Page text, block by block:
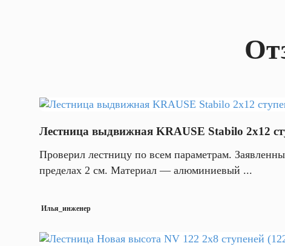
Лестница выдвижная KRAUSE Stabilo 2х12
Проверил лестницу по всем параметрам.
пределах 2 см. Материал — алюминиевый ...
Илья_инженер